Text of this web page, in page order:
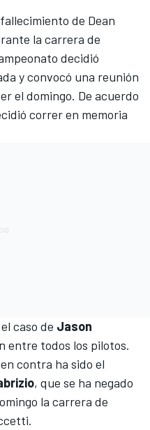
fallecimiento de Dean
la carrera de
decidió
y convocó una reunión
el domingo. De acuerdo
correr en memoria
caso de Jason
entre todos los pilotos.
contra ha sido el
, que se ha negado
la carrera de